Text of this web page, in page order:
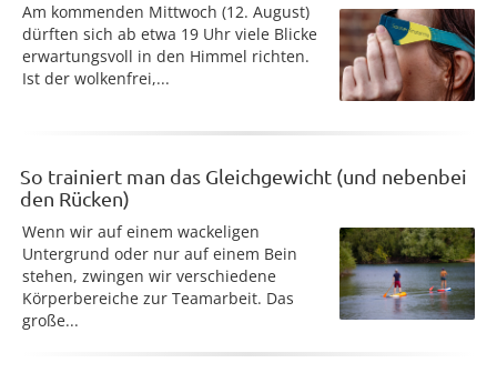
Am kommenden Mittwoch (12. August)
dürften sich ab etwa 19 Uhr viele Blicke
erwartungsvoll in den Himmel richten.
Ist der wolkenfrei,...
So trainiert man das Gleichgewicht (und nebenbei
den Rücken)
Wenn wir auf einem wackeligen
Untergrund oder nur auf einem Bein
stehen, zwingen wir verschiedene
Körperbereiche zur Teamarbeit. Das
große...